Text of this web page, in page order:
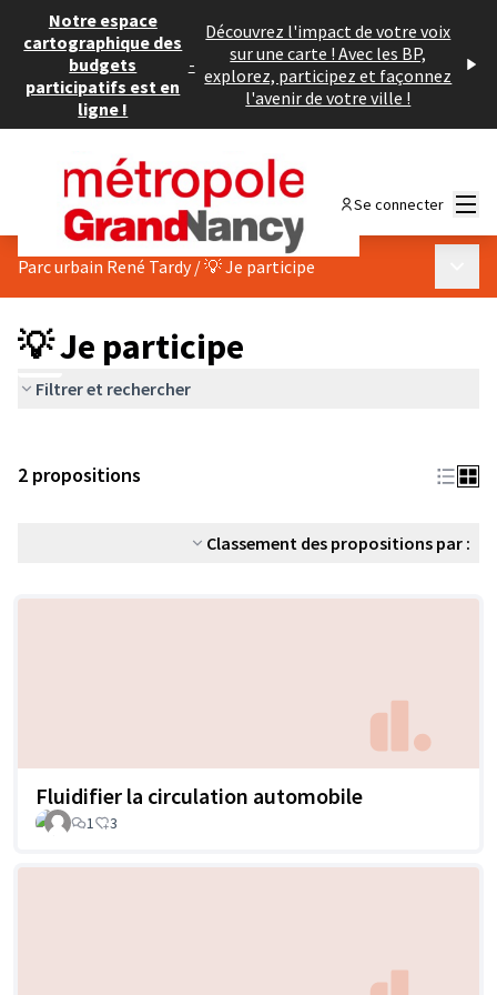
Notre espace
cartographique des
budgets
participatifs est en
ligne !
-
Découvrez l'impact de votre voix
sur une carte ! Avec les BP,
explorez, participez et façonnez
l'avenir de votre ville !
Se connecter
Parc urbain René Tardy /💡 Je participe
💡 Je participe
Filtrer et rechercher
2 propositions
Classement des propositions par :
Fluidifier la circulation automobile
1 3